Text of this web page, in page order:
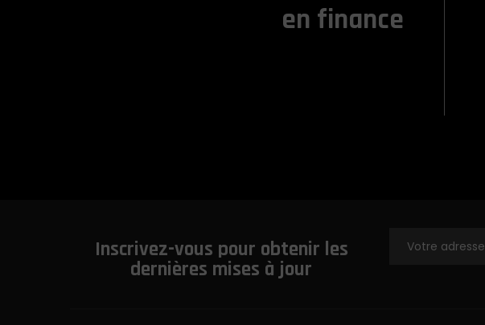
en finance
Inscrivez-vous pour obtenir les
dernières mises à jour